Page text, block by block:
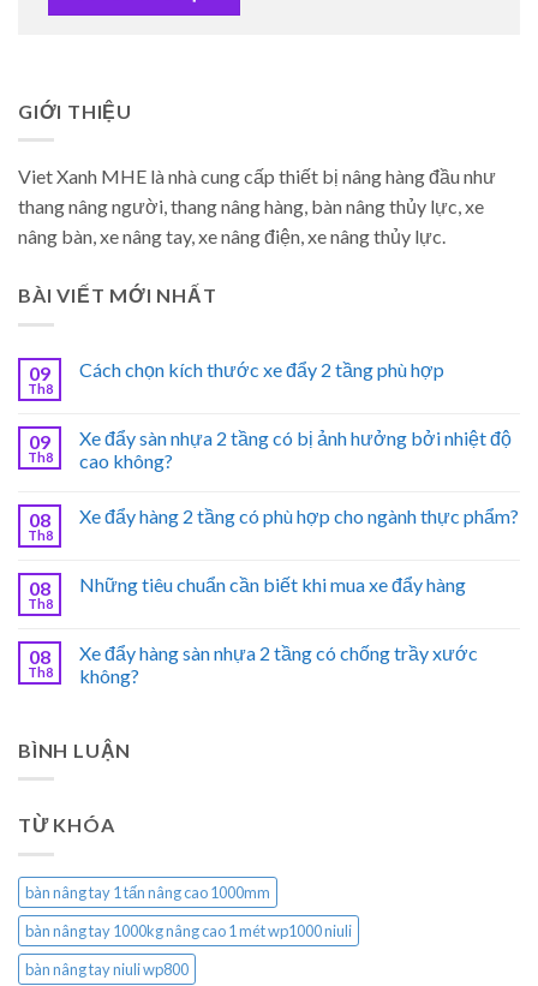
GIỚI THIỆU
Viet Xanh MHE là nhà cung cấp thiết bị nâng hàng đầu như
thang nâng người, thang nâng hàng, bàn nâng thủy lực, xe
nâng bàn, xe nâng tay, xe nâng điện, xe nâng thủy lực.
BÀI VIẾT MỚI NHẤT
09
Th8
Cách chọn kích thước xe đẩy 2 tầng phù hợp
09
Th8
Xe đẩy sàn nhựa 2 tầng có bị ảnh hưởng bởi nhiệt độ
cao không?
08
Th8
Xe đẩy hàng 2 tầng có phù hợp cho ngành thực phẩm?
08
Th8
Những tiêu chuẩn cần biết khi mua xe đẩy hàng
08
Th8
Xe đẩy hàng sàn nhựa 2 tầng có chống trầy xước
không?
BÌNH LUẬN
TỪ KHÓA
bàn nâng tay 1 tấn nâng cao 1000mm
bàn nâng tay 1000kg nâng cao 1 mét wp1000 niuli
bàn nâng tay niuli wp800